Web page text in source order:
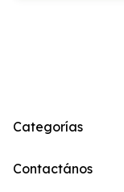
Categorías
Contactános